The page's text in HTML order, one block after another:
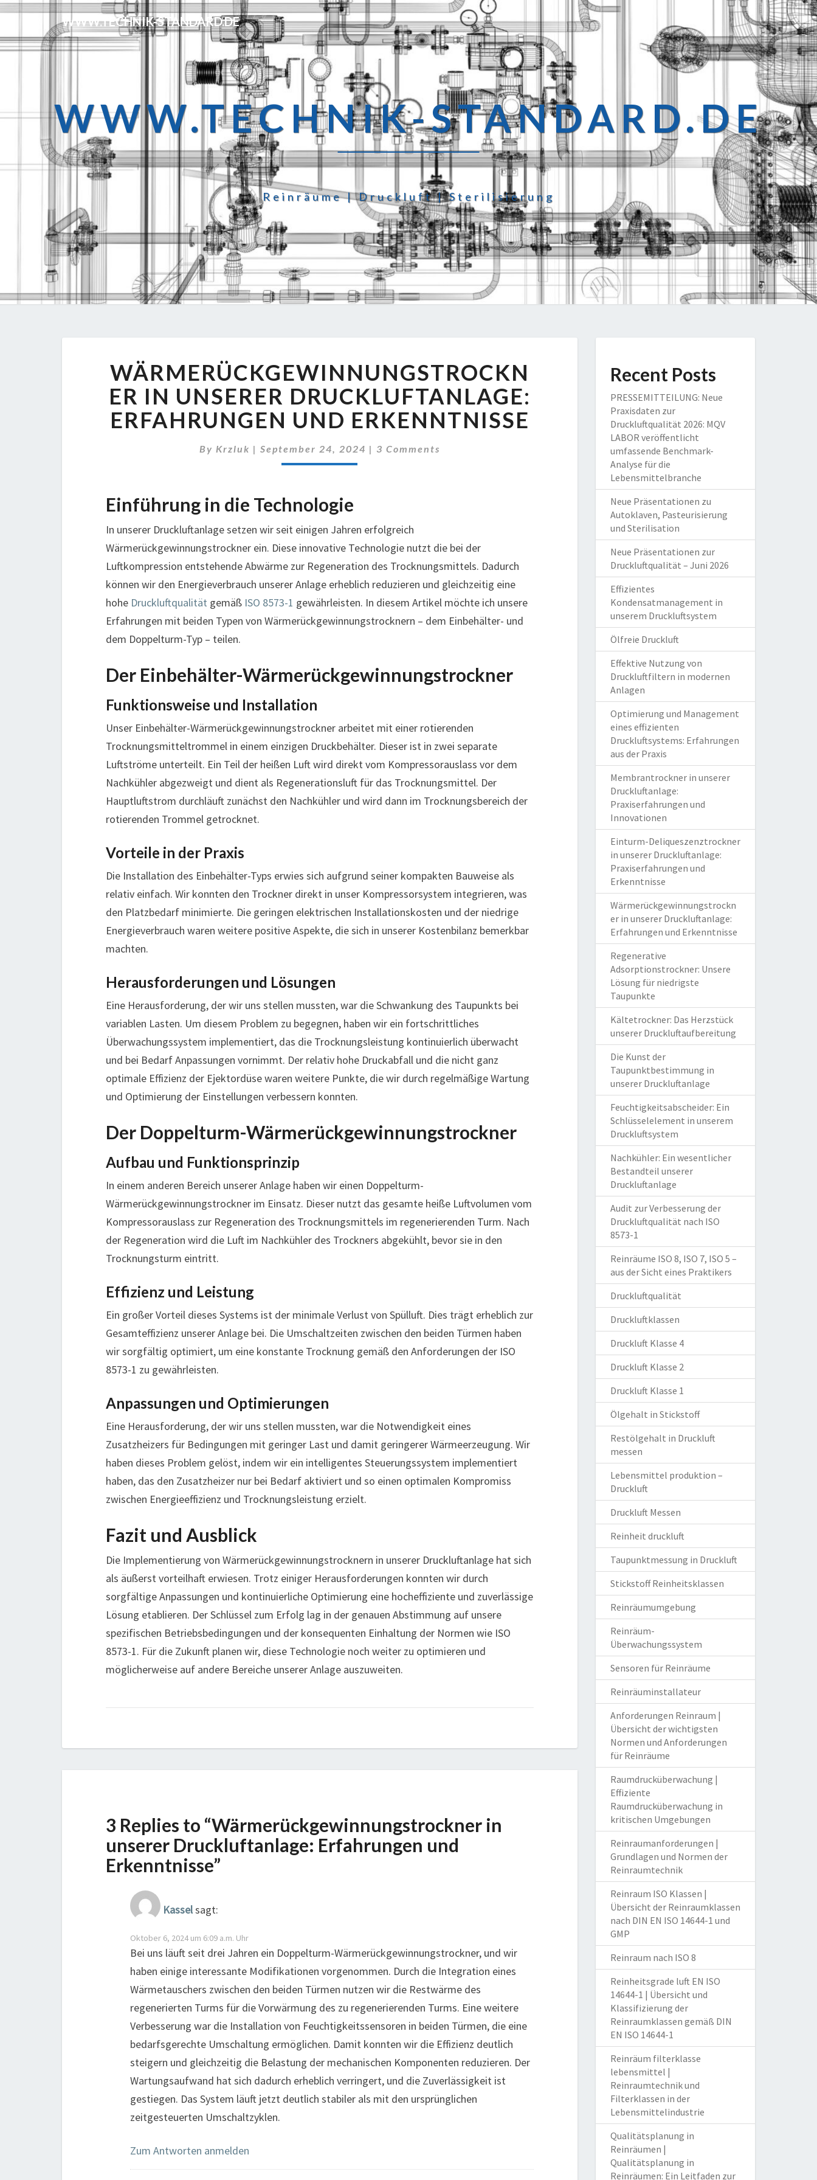
WWW.TECHNIK-STANDARD.DE
WWW.TECHNIK-STANDARD.DE
Reinräume | Druckluft | Sterilisierung
UNSERER
DRUCKLUFTANLAGE:
ERFAHRUNGEN
UND
ERKENNTNISSE
WÄRMERÜCKGEWINNUNGSTROCKN
ER IN UNSERER DRUCKLUFTANLAGE:
ERFAHRUNGEN UND ERKENNTNISSE
By Krzluk | September 24, 2024 | Comments
3 Comments
Einführung in die Technologie
In unserer Druckluftanlage setzen wir seit einigen Jahren erfolgreich
Wärmerückgewinnungstrockner ein. Diese innovative Technologie nutzt die bei der
Luftkompression entstehende Abwärme zur Regeneration des Trocknungsmittels. Dadurch
können wir den Energieverbrauch unserer Anlage erheblich reduzieren und gleichzeitig eine
hohe Druckluftqualität gemäß ISO 8573-1 gewährleisten. In diesem Artikel möchte ich unsere
Erfahrungen mit beiden Typen von Wärmerückgewinnungstrocknern – dem Einbehälter- und
dem Doppelturm-Typ – teilen.
Der Einbehälter-Wärmerückgewinnungstrockner
Funktionsweise und Installation
Unser Einbehälter-Wärmerückgewinnungstrockner arbeitet mit einer rotierenden
Trocknungsmitteltrommel in einem einzigen Druckbehälter. Dieser ist in zwei separate
Luftströme unterteilt. Ein Teil der heißen Luft wird direkt vom Kompressorauslass vor dem
Nachkühler abgezweigt und dient als Regenerationsluft für das Trocknungsmittel. Der
Hauptluftstrom durchläuft zunächst den Nachkühler und wird dann im Trocknungsbereich der
rotierenden Trommel getrocknet.
Vorteile in der Praxis
Die Installation des Einbehälter-Typs erwies sich aufgrund seiner kompakten Bauweise als
relativ einfach. Wir konnten den Trockner direkt in unser Kompressorsystem integrieren, was
den Platzbedarf minimierte. Die geringen elektrischen Installationskosten und der niedrige
Energieverbrauch waren weitere positive Aspekte, die sich in unserer Kostenbilanz bemerkbar
machten.
Herausforderungen und Lösungen
Eine Herausforderung, der wir uns stellen mussten, war die Schwankung des Taupunkts bei
variablen Lasten. Um diesem Problem zu begegnen, haben wir ein fortschrittliches
Überwachungssystem implementiert, das die Trocknungsleistung kontinuierlich überwacht
und bei Bedarf Anpassungen vornimmt. Der relativ hohe Druckabfall und die nicht ganz
optimale Effizienz der Ejektordüse waren weitere Punkte, die wir durch regelmäßige Wartung
und Optimierung der Einstellungen verbessern konnten.
Der Doppelturm-Wärmerückgewinnungstrockner
Aufbau und Funktionsprinzip
In einem anderen Bereich unserer Anlage haben wir einen Doppelturm-
Wärmerückgewinnungstrockner im Einsatz. Dieser nutzt das gesamte heiße Luftvolumen vom
Kompressorauslass zur Regeneration des Trocknungsmittels im regenerierenden Turm. Nach
der Regeneration wird die Luft im Nachkühler des Trockners abgekühlt, bevor sie in den
Trocknungsturm eintritt.
Effizienz und Leistung
Ein großer Vorteil dieses Systems ist der minimale Verlust von Spülluft. Dies trägt erheblich zur
Gesamteffizienz unserer Anlage bei. Die Umschaltzeiten zwischen den beiden Türmen haben
wir sorgfältig optimiert, um eine konstante Trocknung gemäß den Anforderungen der ISO
8573-1 zu gewährleisten.
Anpassungen und Optimierungen
Eine Herausforderung, der wir uns stellen mussten, war die Notwendigkeit eines
Zusatzheizers für Bedingungen mit geringer Last und damit geringerer Wärmeerzeugung. Wir
haben dieses Problem gelöst, indem wir ein intelligentes Steuerungssystem implementiert
haben, das den Zusatzheizer nur bei Bedarf aktiviert und so einen optimalen Kompromiss
zwischen Energieeffizienz und Trocknungsleistung erzielt.
Fazit und Ausblick
Die Implementierung von Wärmerückgewinnungstrocknern in unserer Druckluftanlage hat sich
als äußerst vorteilhaft erwiesen. Trotz einiger Herausforderungen konnten wir durch
sorgfältige Anpassungen und kontinuierliche Optimierung eine hocheffiziente und zuverlässige
Lösung etablieren. Der Schlüssel zum Erfolg lag in der genauen Abstimmung auf unsere
spezifischen Betriebsbedingungen und der konsequenten Einhaltung der Normen wie ISO
8573-1. Für die Zukunft planen wir, diese Technologie noch weiter zu optimieren und
möglicherweise auf andere Bereiche unserer Anlage auszuweiten.
3 Replies to “Wärmerückgewinnungstrockner in
unserer Druckluftanlage: Erfahrungen und
Erkenntnisse”
Kasselsagt:
Oktober 6, 2024 um 6:09 a.m. Uhr
Bei uns läuft seit drei Jahren ein Doppelturm-Wärmerückgewinnungstrockner, und wir
haben einige interessante Modifikationen vorgenommen. Durch die Integration eines
Wärmetauschers zwischen den beiden Türmen nutzen wir die Restwärme des
regenerierten Turms für die Vorwärmung des zu regenerierenden Turms. Eine weitere
Verbesserung war die Installation von Feuchtigkeitssensoren in beiden Türmen, die eine
bedarfsgerechte Umschaltung ermöglichen. Damit konnten wir die Effizienz deutlich
steigern und gleichzeitig die Belastung der mechanischen Komponenten reduzieren. Der
Wartungsaufwand hat sich dadurch erheblich verringert, und die Zuverlässigkeit ist
gestiegen. Das System läuft jetzt deutlich stabiler als mit den ursprünglichen
zeitgesteuerten Umschaltzyklen.
Zum Antworten anmelden
Recent Posts
PRESSEMITTEILUNG: Neue
Praxisdaten zur
Druckluftqualität 2026: MQV
LABOR veröffentlicht
umfassende Benchmark-
Analyse für die
Lebensmittelbranche
Neue Präsentationen zu
Autoklaven, Pasteurisierung
und Sterilisation
Neue Präsentationen zur
Druckluftqualität – Juni 2026
Effizientes
Kondensatmanagement in
unserem Druckluftsystem
Ölfreie Druckluft
Effektive Nutzung von
Druckluftfiltern in modernen
Anlagen
Optimierung und Management
eines effizienten
Druckluftsystems: Erfahrungen
aus der Praxis
Membrantrockner in unserer
Druckluftanlage:
Praxiserfahrungen und
Innovationen
Einturm-Deliqueszenztrockner
in unserer Druckluftanlage:
Praxiserfahrungen und
Erkenntnisse
Wärmerückgewinnungstrockn
er in unserer Druckluftanlage:
Erfahrungen und Erkenntnisse
Regenerative
Adsorptionstrockner: Unsere
Lösung für niedrigste
Taupunkte
Kältetrockner: Das Herzstück
unserer Druckluftaufbereitung
Die Kunst der
Taupunktbestimmung in
unserer Druckluftanlage
Feuchtigkeitsabscheider: Ein
Schlüsselelement in unserem
Druckluftsystem
Nachkühler: Ein wesentlicher
Bestandteil unserer
Druckluftanlage
Audit zur Verbesserung der
Druckluftqualität nach ISO
8573-1
Reinräume ISO 8, ISO 7, ISO 5 –
aus der Sicht eines Praktikers
Druckluftqualität
Druckluftklassen
Druckluft Klasse 4
Druckluft Klasse 2
Druckluft Klasse 1
Ölgehalt in Stickstoff
Restölgehalt in Druckluft
messen
Lebensmittel produktion –
Druckluft
Druckluft Messen
Reinheit druckluft
Taupunktmessung in Druckluft
Stickstoff Reinheitsklassen
Reinräumumgebung
Reinräum-
Überwachungssystem
Sensoren für Reinräume
Reinräuminstallateur
Anforderungen Reinraum |
Übersicht der wichtigsten
Normen und Anforderungen
für Reinräume
Raumdrucküberwachung |
Effiziente
Raumdrucküberwachung in
kritischen Umgebungen
Reinraumanforderungen |
Grundlagen und Normen der
Reinraumtechnik
Reinraum ISO Klassen |
Übersicht der Reinraumklassen
nach DIN EN ISO 14644-1 und
GMP
Reinraum nach ISO 8
Reinheitsgrade luft EN ISO
14644-1 | Übersicht und
Klassifizierung der
Reinraumklassen gemäß DIN
EN ISO 14644-1
Reinräum filterklasse
lebensmittel |
Reinraumtechnik und
Filterklassen in der
Lebensmittelindustrie
Qualitätsplanung in
Reinräumen |
Qualitätsplanung in
Reinräumen: Ein Leitfaden zur